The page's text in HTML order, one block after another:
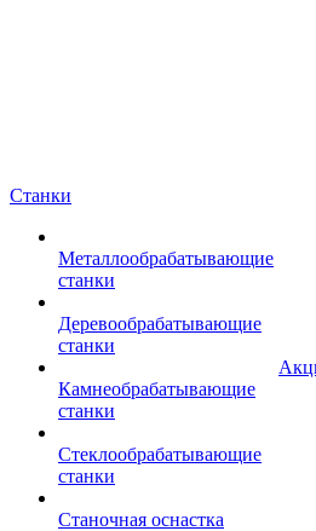
Станки
Металлообрабатывающие
станки
Деревообрабатывающие
станки
Камнеобрабатывающие
станки
Стеклообрабатывающие
станки
Станочная оснастка